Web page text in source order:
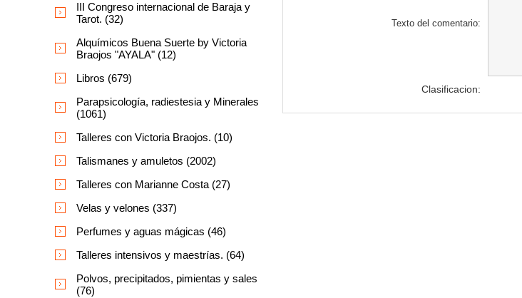
Texto del comentario:
Clasificacion:
III Congreso internacional de Baraja y
Tarot. (32)
Alquímicos Buena Suerte by Victoria
Braojos "AYALA" (12)
Libros (679)
Parapsicología, radiestesia y Minerales
(1061)
Talleres con Victoria Braojos. (10)
Talismanes y amuletos (2002)
Talleres con Marianne Costa (27)
Velas y velones (337)
Perfumes y aguas mágicas (46)
Talleres intensivos y maestrías. (64)
Polvos, precipitados, pimientas y sales
(76)